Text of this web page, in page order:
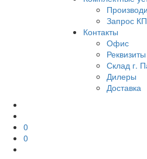
Запрос
Контакты
Офис
Реквизиты
Склад г.
Дилеры
Доставка
0
0